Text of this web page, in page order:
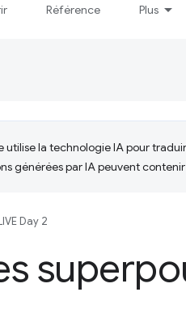
Référence Plus
utilise la technologie IA pour
générées par IA peuvent
Day 2